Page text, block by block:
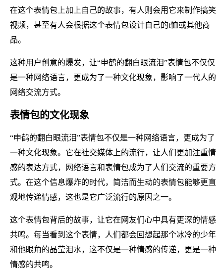
在这个表情包上加上自己的故事，有人则会用它来制作搞笑
视频，甚至有人会根据这个表情包设计自己的t恤或其他商
品。
这种用户创意的爆发，让“申鹤的翻白眼流泪”表情包不仅仅
是一种网络语言，更成为了一种文化现象，影响了一代人的
网络交流方式。
表情包的文化现象
“申鹤的翻白眼流泪”表情包不仅是一种网络语言，更成为了
一种文化现象。它在社交媒体上的流行，让人们更加注重情
感的表达方式，网络语言和表情包成为了人们交流的重要方
式。在这个信息爆炸的时代，简洁而生动的表情包能够更直
观地传递情感，这也是它广泛流行的原因之一。
这个表情包背后的故事，让它在网友们心中具有更深的情感
共鸣。每当看到这个表情，人们都会回想起那个冰冷的少年
和他眼角的晶莹泪水，这不仅是一种情感的传递，更是一种
情感的共鸣。